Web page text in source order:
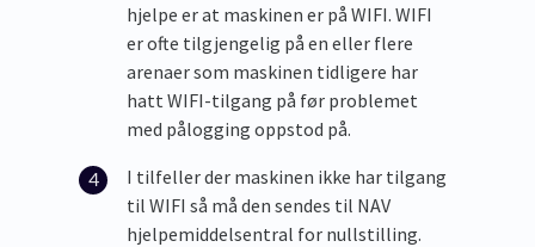
hjelpe er at maskinen er på WIFI. WIFI
er ofte tilgjengelig på en eller flere
arenaer som maskinen tidligere har
hatt WIFI-tilgang på før problemet
med pålogging oppstod på.
I tilfeller der maskinen ikke har tilgang
til WIFI så må den sendes til NAV
hjelpemiddelsentral for nullstilling.